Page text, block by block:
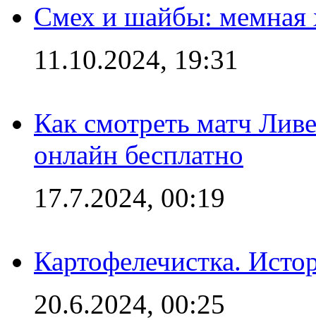
Смех и шайбы: мемная
11.10.2024, 19:31
Как смотреть матч
онлайн бесплатно
17.7.2024, 00:19
Картофелечистка.
20.6.2024, 00:25